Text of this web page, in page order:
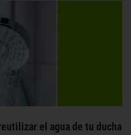
el agua de tu ducha